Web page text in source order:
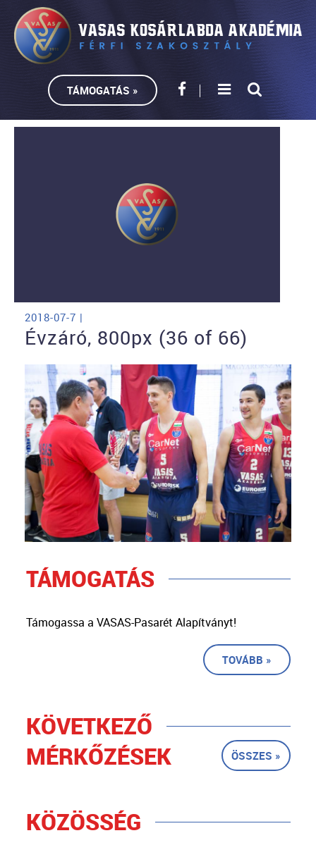
TÁMOGATÁS »
2018-07-7 |
Évzáró, 800px (36 of 66)
TÁMOGATÁS
Támogassa a VASAS-Pasarét Alapítványt!
TOVÁBB »
KÖVETKEZŐ
MÉRKŐZÉSEK
ÖSSZES »
KÖZÖSSÉG